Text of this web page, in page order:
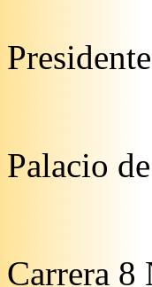
Palacio
Carrera 8